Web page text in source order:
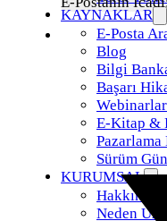
KAYNAKLAR
E-Posta
Blog
Bilgi
Başarı
Webinarlar
E-Kitap &
Sürüm
KURUMSAL
Hakkımızda
Neden